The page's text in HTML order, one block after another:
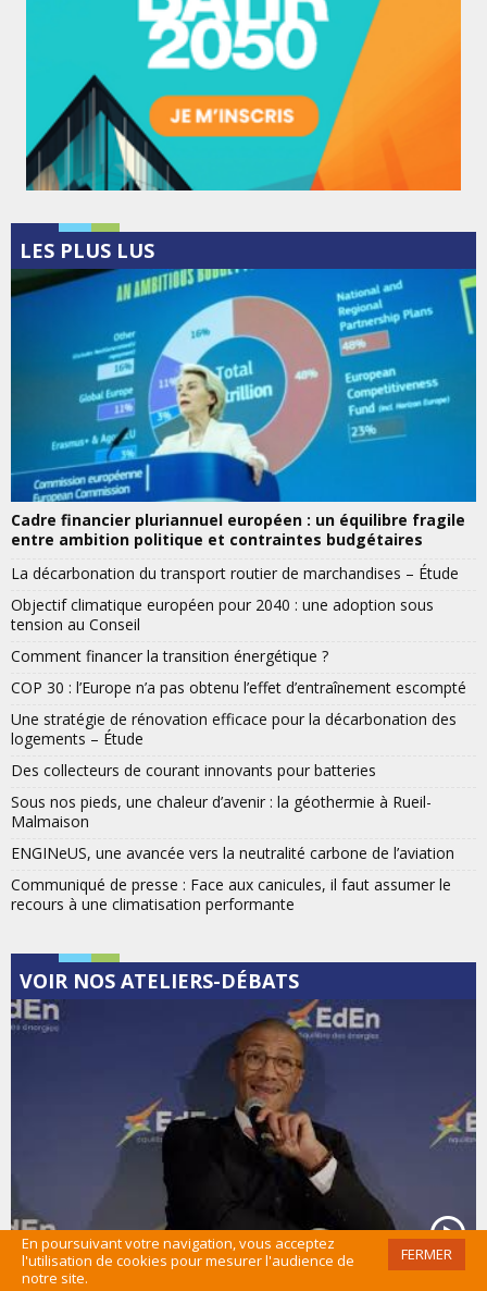
En poursuivant votre navigation, vous acceptez
l'utilisation de cookies pour mesurer l'audience de
notre site.
FERMER
LES PLUS LUS
Cadre financier pluriannuel européen : un équilibre fragile
entre ambition politique et contraintes budgétaires
La décarbonation du transport routier de marchandises – Étude
Objectif climatique européen pour 2040 : une adoption sous
tension au Conseil
Comment financer la transition énergétique ?
COP 30 : l’Europe n’a pas obtenu l’effet d’entraînement escompté
Une stratégie de rénovation efficace pour la décarbonation des
logements – Étude
Des collecteurs de courant innovants pour batteries
Sous nos pieds, une chaleur d’avenir : la géothermie à Rueil-
Malmaison
ENGINeUS, une avancée vers la neutralité carbone de l’aviation
Communiqué de presse : Face aux canicules, il faut assumer le
recours à une climatisation performante
VOIR NOS ATELIERS-DÉBATS
Collectivités locales : les leviers opérationnels de la